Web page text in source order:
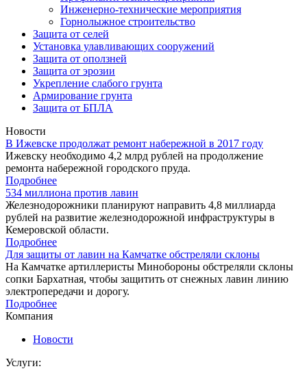
Инженерно-технические мероприятия
Горнолыжное строительство
Защита от селей
Установка улавливающих сооружений
Защита от оползней
Защита от эрозии
Укрепление слабого грунта
Армирование грунта
Защита от БПЛА
Новости
В Ижевске продолжат ремонт набережной в 2017 году
Ижевску необходимо 4,2 млрд рублей на продолжение
ремонта набережной городского пруда.
Подробнее
534 миллиона против лавин
Железнодорожники планируют направить 4,8 миллиарда
рублей на развитие железнодорожной инфраструктуры в
Кемеровской области.
Подробнее
Для защиты от лавин на Камчатке обстреляли склоны
На Камчатке артиллеристы Минобороны обстреляли склоны
сопки Бархатная, чтобы защитить от снежных лавин линию
электропередачи и дорогу.
Подробнее
Компания
Новости
Услуги: